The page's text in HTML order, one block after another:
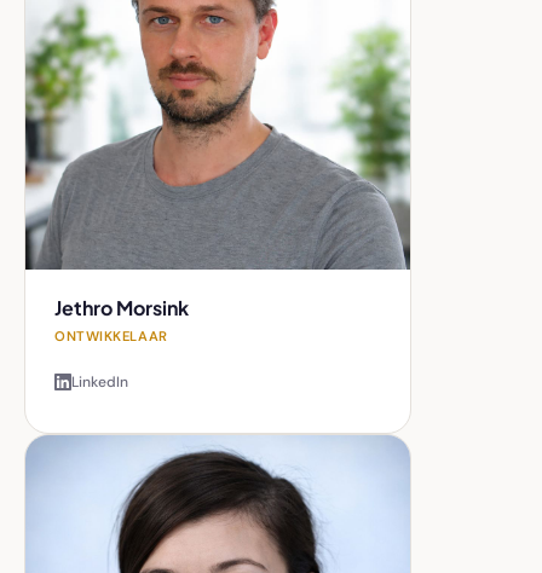
Jethro Morsink
ONTWIKKELAAR
LinkedIn